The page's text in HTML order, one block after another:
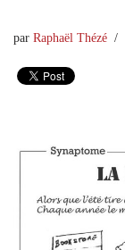
par Raphaël Thézé